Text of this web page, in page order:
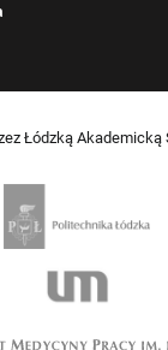
Łódzką Akademicką